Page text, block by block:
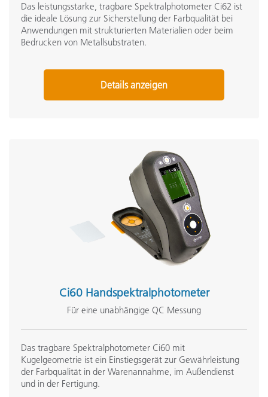
Das leistungsstarke, tragbare Spektralphotometer Ci62 ist
die ideale Lösung zur Sicherstellung der Farbqualität bei
Anwendungen mit strukturierten Materialien oder beim
Bedrucken von Metallsubstraten.
Details anzeigen
Ci60 Handspektralphotometer
Für eine unabhängige QC Messung
Das tragbare Spektralphotometer Ci60 mit
Kugelgeometrie ist ein Einstiegsgerät zur Gewährleistung
der Farbqualität in der Warenannahme, im Außendienst
und in der Fertigung.